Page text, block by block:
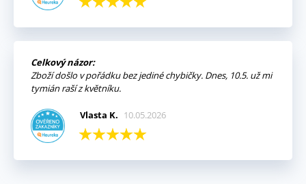
Celkový názor:
Zboží došlo v pořádku bez jediné chybičky. Dnes, 10.5. už mi
tymián raší z květníku.
Vlasta K. 10.05.2026